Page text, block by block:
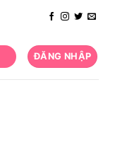
ĐĂNG NHẬP